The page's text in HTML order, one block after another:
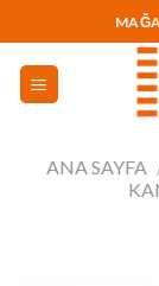
geç
ANA SAYFA